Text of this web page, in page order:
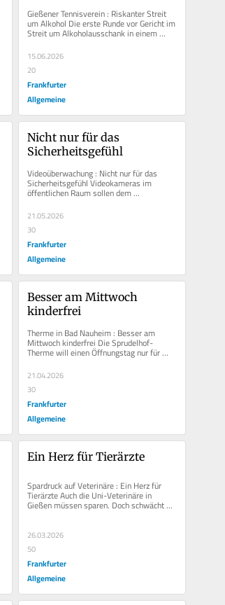
Gießener Tennisverein : Riskanter Streit
um Alkohol Die erste Runde vor Gericht im
Streit um Alkoholausschank in einem
15.06.2026
20
Frankfurter
Allgemeine
Nicht nur für das
Sicherheitsgefühl
Videoüberwachung : Nicht nur für das
Sicherheitsgefühl Videokameras im
öffentlichen Raum sollen dem
Menschen...
21.05.2026
30
Frankfurter
Allgemeine
Besser am Mittwoch
kinderfrei
Therme in Bad Nauheim : Besser am
Mittwoch kinderfrei Die Sprudelhof-
Therme will einen Öffnungstag nur für
Gäste anbieten, die älter als 16 Jahre...
21.04.2026
30
Frankfurter
Allgemeine
Ein Herz für Tierärzte
Spardruck auf Veterinäre : Ein Herz für
Tierärzte Auch die Uni-Veterinäre in
Gießen müssen sparen. Doch schwächt
das Land mit seinem Spardruck...
26.03.2026
50
Frankfurter
Allgemeine